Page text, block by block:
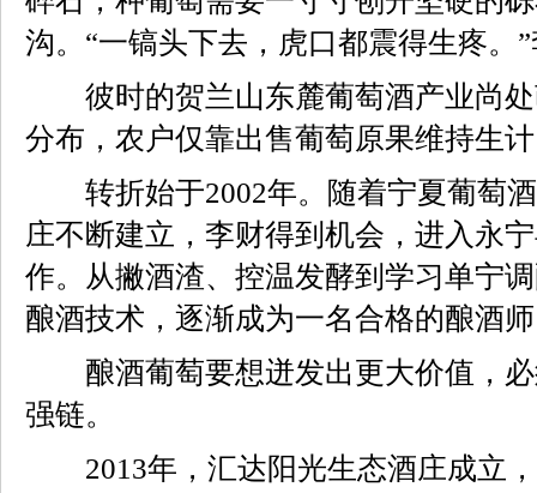
沟。“一镐头下去，虎口都震得生疼。
彼时的贺兰山东麓葡萄酒产业尚处
分布，农户仅靠出售葡萄原果维持生
转折始于2002年。随着宁夏葡萄酒
庄不断建立，李财得到机会，进入永
作。从撇酒渣、控温发酵到学习单宁
酿酒技术，逐渐成为一名合格的酿酒
酿酒葡萄要想迸发出更大价值，必
强链。
2013年，汇达阳光生态酒庄成立，